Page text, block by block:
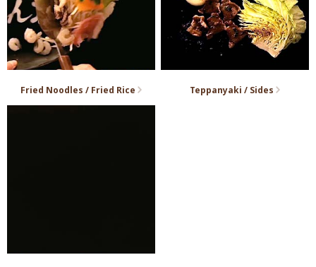
Fried Noodles / Fried Rice Teppanyaki / Sides